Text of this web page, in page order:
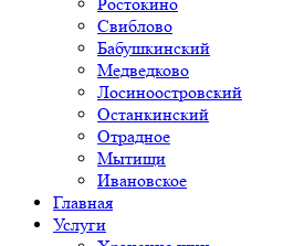
Свиблово
Бабушкинский
Медведково
Лосиноостровский
Останкинский
Отрадное
Мытищи
Ивановское
Главная
Услуги